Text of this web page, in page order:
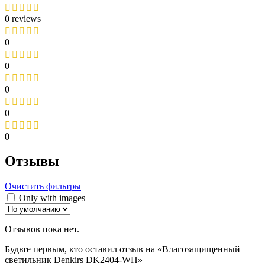
0 reviews
0
0
0
0
0
Отзывы
Очистить фильтры
Only with images
Отзывов пока нет.
Будьте первым, кто оставил отзыв на «Влагозащищенный
светильник Denkirs DK2404-WH»